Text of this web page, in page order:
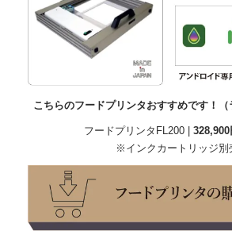
こちらのフードプリンタおすすめです！（
フードプリンタFL200 | 328,900
※インクカートリッジ